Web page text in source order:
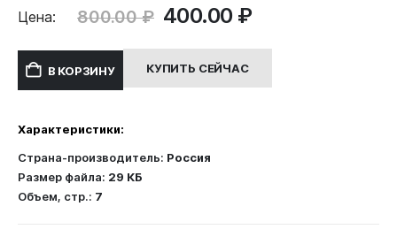
Цена: 800.00₽ Первоначальная
составляла
800.00 ₽.
400.00 ₽Текущая
400.00 ₽.
В КОРЗИНУ КУПИТЬ СЕЙЧАС
Характеристики:
Страна-производитель: Россия
Размер файла: 29 КБ
Объем, стр.: 7